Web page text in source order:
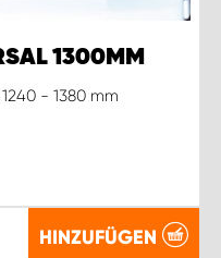
1300MM
- 1380 mm
HINZUFÜGEN